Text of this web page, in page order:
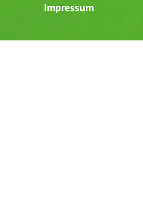
Impressum